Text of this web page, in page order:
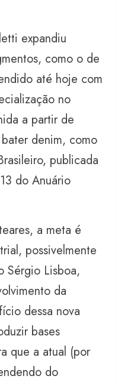
expandiu
como o de
até hoje com
no
a partir de
denim, como
publicada
do Anuário
a meta é
possivelmente
Sérgio Lisboa,
da
dessa nova
bases
que a atual (por
do